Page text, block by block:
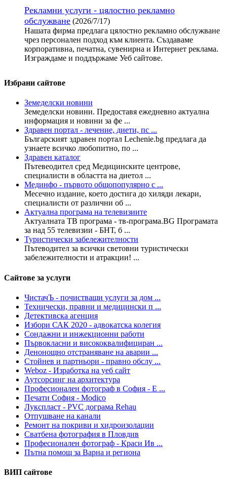
Рекламни услуги - цялостно рекламно
обслужване (2026/7/17)
Нашата фирма предлага цялостно рекламно обслужване
чрез персонален подход към клиента. Създаваме
корпоративна, печатна, сувенирна и Интернет реклама.
Изграждаме и поддържаме Уеб сайтове.
Избрани сайтове
Земеделски новини
Земеделски новини. Предоставя ежедневно актуална
информация и новини за фе ...
Здравен портал - лечение, диети, пс ...
Българският здравен портал Lechenie.bg предлага да
узнаете всичко любопитно, по ...
Здравен каталог
Пътевеодител сред Медицинските центрове,
специалисти в областта на диетол ...
Мединфо - първото общопопулярно с ...
Месечно издание, което достига до хиляди лекари,
специалисти от различни об ...
Актуална програма на телевизиите
Актуалната ТВ програма - тв-програма.BG Програмата
за над 55 телевизии - БНТ, б ...
Туристически забележителности
Пътеводител за всички световни туристически
забележителности и атракции! ...
Сайтове за услуги
ЧистачЪ - почистващи услуги за дом ...
Технически, правни и медицински п ...
Детективска агенция
Избори САК 2020 - адвокатска колегия
Сондажни и инжекционни работи
Първокласни и висококвалифициран ...
Денонощно отстраняване на аварии ...
Стойнев и партньори - правно обслу ...
Weboz - Изработка на уеб сайт
Аутсорсинг на архитектура
Професионален фотограф в София - Е ...
Печати София - Modico
Лукспласт - PVC дограма Rehau
Отпушване на канали
Ремонт на покриви и хидроизолации
Сватбена фотография в Пловдив
Професионален фотограф - Краси Ив ...
Пътна помощ за Варна и региона
ВИП сайтове